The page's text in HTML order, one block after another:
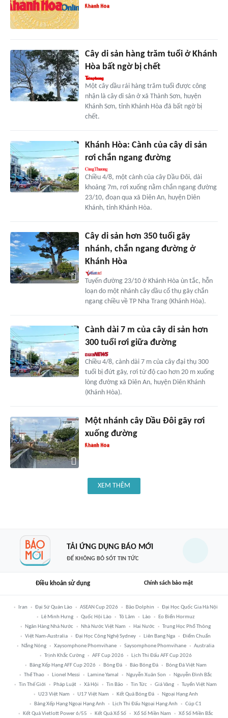
Cây di sản hàng trăm tuổi ở Khánh
Hòa bất ngờ bị chết
Một cây dầu rái hàng trăm tuổi được công
nhận là cây di sản ở xã Thành Sơn, huyện
Khánh Sơn, tỉnh Khánh Hòa đã bất ngờ bị
chết.
Khánh Hòa: Cành của cây di sản
rơi chắn ngang đường
Chiều 4/8, một cành của cây Dầu Đôi, dài
khoảng 7m, rơi xuống nằm chắn ngang đường
23/10, đoạn qua xã Diên An, huyện Diên
Khánh, tỉnh Khánh Hòa.
Cây di sản hơn 350 tuổi gãy
nhánh, chắn ngang đường ở
Khánh Hòa
Tuyến đường 23/10 ở Khánh Hòa ùn tắc, hỗn
loạn do một nhánh cây dầu cổ thụ gãy chắn
ngang chiều về TP Nha Trang (Khánh Hòa).
Cành dài 7 m của cây di sản hơn
300 tuổi rơi giữa đường
Chiều 4/8, cành dài 7 m của cây đại thụ 300
tuổi bị đứt gãy, rơi từ độ cao hơn 20 m xuống
lòng đường xã Diên An, huyện Diên Khánh
(Khánh Hòa).
Một nhánh cây Dầu Đôi gãy rơi
xuống đường
XEM THÊM
TẢI ỨNG DỤNG BÁO MỚI
ĐỂ KHÔNG BỎ SÓT TIN TỨC
Điều khoản sử dụng Chính sách bảo mật
Iran Đại Sứ Quán Lào ASEAN Cup 2026 Bão Dolphin
Đại Học Quốc Gia Hà Nội
Lê Minh Hưng
Quốc Hội Lào Tô Lâm Lào
Eo Biển Hormuz
Ngân Hàng Nhà Nước
Nhà Nước Việt Nam Hai Nước
Trung Học Phổ Thông
Việt Nam-Australia
Đại Học Công Nghệ Sydney Liên Bang Nga
Điểm Chuẩn
Nắng Nóng
Xaysomphone Phomvihane Saysomphone Phomvihane
Australia
Trịnh Khắc Cường
AFF Cup 2026
Lịch Thi Đấu AFF Cup 2026
Bảng Xếp Hạng AFF Cup 2026
Bóng Đá Báo Bóng Đá
Bóng Đá Việt Nam
Thể Thao
Lionel Messi Lamine Yamal Nguyễn Xuân Son
Nguyễn Đình Bắc
Tin Thế Giới
Pháp Luật Xã Hội Tin Bão Tin Tức Giá Vàng
Tuyển Việt Nam
U23 Việt Nam
U17 Việt Nam Kết Quả Bóng Đá
Ngoại Hạng Anh
Bảng Xếp Hạng Ngoại Hạng Anh
Lịch Thi Đấu Ngoại Hạng Anh
Cúp C1
Kết Quả Vietlott Power 6/55
Kết Quả Xổ Số Xổ Số Miền Nam Xổ Số Miền Bắc